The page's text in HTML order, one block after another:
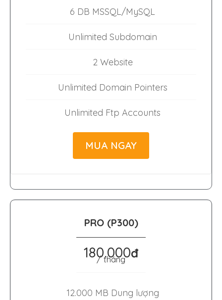
6 DB MSSQL/MySQL
Unlimited Subdomain
2 Website
Unlimited Domain Pointers
Unlimited Ftp Accounts
MUA NGAY
PRO (P300)
180.000đ
/ tháng
12.000 MB Dung lượng